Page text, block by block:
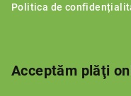
Politica de
Acceptăm plăţi